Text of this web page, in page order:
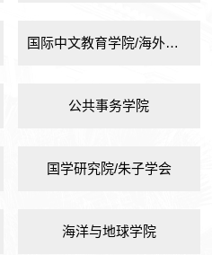
国际中文教育学院/海外教育学院
公共事务学院
国学研究院/朱子学会
海洋与地球学院